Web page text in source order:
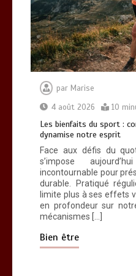
par Marise
4 août 2026
10
Les bienfaits du sport :
dynamise notre esprit
Face aux défis du
s’impose
incontournable pour
durable. Pratiqué
limite plus à ses effets
en profondeur sur
mécanismes […]
Bien être